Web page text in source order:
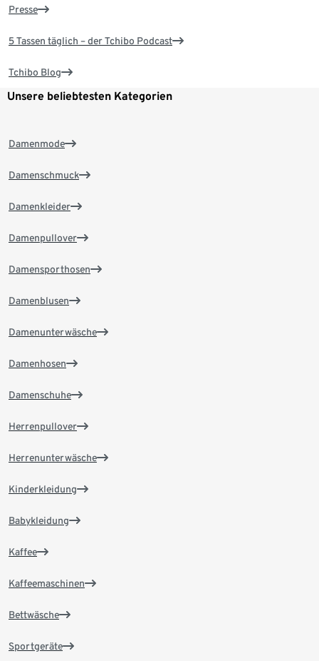
Presse
5 Tassen täglich – der Tchibo Podcast
Tchibo Blog
Unsere beliebtesten Kategorien
Damenmode
Damenschmuck
Damenkleider
Damenpullover
Damensporthosen
Damenblusen
Damenunterwäsche
Damenhosen
Damenschuhe
Herrenpullover
Herrenunterwäsche
Kinderkleidung
Babykleidung
Kaffee
Kaffeemaschinen
Bettwäsche
Sportgeräte